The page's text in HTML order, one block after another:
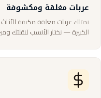
عربات مغلقة ومكشوفة
نمتلك عربات مغلقة مكيفة
الكبيرة — نختار الأنسب لنقلتك